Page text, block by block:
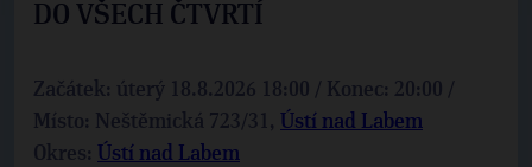
DO VŠECH ČTVRTÍ
Začátek: úterý 18.8.2026 18:00 / Konec: 20:00 /
Místo: Neštěmická 723/31, Ústí nad Labem
Okres: Ústí nad Labem